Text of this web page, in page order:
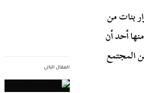
المقال التالي
بنات من
أحد أن
المجتمع